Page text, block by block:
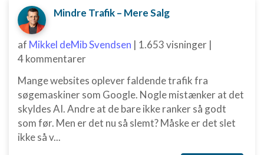
Mindre Trafik – Mere Salg
af Mikkel deMib Svendsen | 1.653 visninger |
4 kommentarer
Mange websites oplever faldende trafik fra
søgemaskiner som Google. Nogle mistænker at det
skyldes AI. Andre at de bare ikke ranker så godt
som før. Men er det nu så slemt? Måske er det slet
ikke så v...